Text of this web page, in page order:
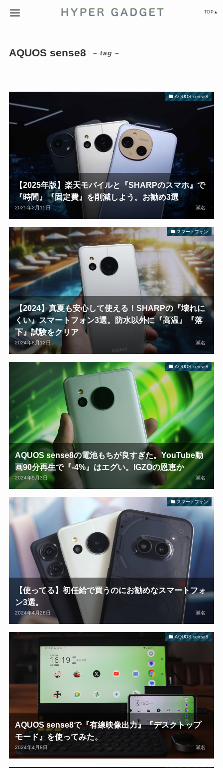
TOP▲
AQUOS sense8 – tag –
AQUOS sense8
【2025年版】楽天モバイルと『SHARPのスマホ』で
『時間』『固定費』を削減しよう。お勧め3選
2025年2月15日 瀬名
スマートフォン
【2024】真夏も安心して使える！SHARPの『壊れに
くい』スマートフォン3選。防水以外に『高温』『落
下』試験をクリア
2024年8月12日 瀬名
AQUOS sense8
AQUOS sense8の電池もちが良すぎた。YouTube動
画90分再生で『-4%』はエグい。IGZOの恩恵か
2024年5月3日 瀬名
スマートフォン
【使ってる】初任給で買うのにお勧めなスマートフォ
ン3選。
2024年4月28日 瀬名
AQUOS sense8
AQUOS sense8で『有線映像出力』『デスクトップ
モード』を使ってみた。
2024年4月8日 瀬名